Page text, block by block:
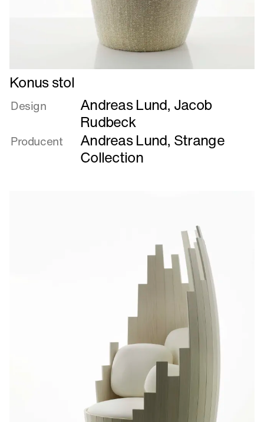
Læs
mere
om
Konus stol
Design Andreas Lund, Jacob
Rudbeck
Producent Andreas Lund, Strange
Collection